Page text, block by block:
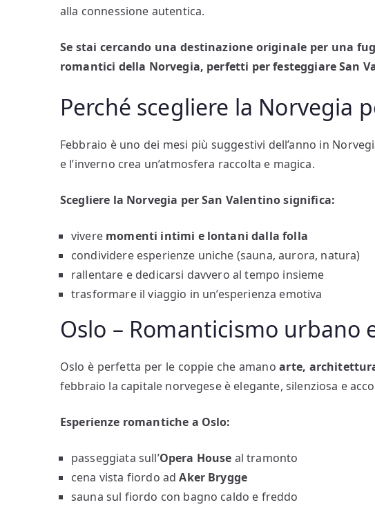
alla connessione autentica.
Se stai cercando una destinazione originale per una
romantici della Norvegia, perfetti per festeggiare San
Perché scegliere la Norvegia
Febbraio è uno dei mesi più suggestivi dell’anno in
e l’inverno crea un’atmosfera raccolta e magica.
Scegliere la Norvegia per San Valentino significa:
vivere momenti intimi e lontani dalla folla
condividere esperienze uniche (sauna, aurora, natura)
rallentare e dedicarsi davvero al tempo insieme
trasformare il viaggio in un’esperienza emotiva
Oslo – Romanticismo urbano
Oslo è perfetta per le coppie che amanoarte,
febbraio la capitale norvegese è elegante, silenziosa e
Esperienze romantiche a Oslo:
passeggiata sull’Opera House al tramonto
cena vista fiordo adAker Brygge
sauna sul fiordo con bagno caldo e freddo